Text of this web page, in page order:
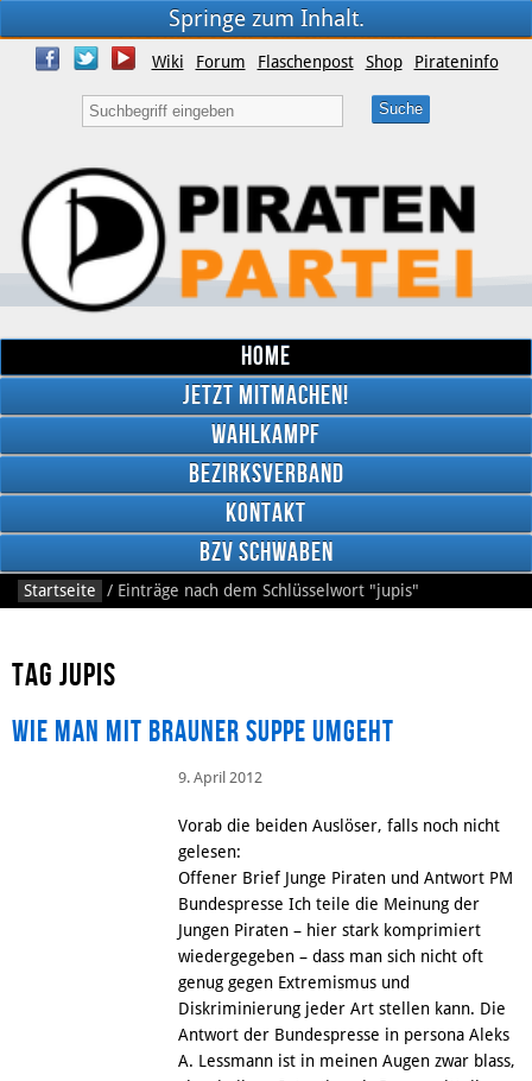
Springe zum Inhalt.
Wiki Forum Flaschenpost Shop Pirateninfo
Home
Jetzt mitmachen!
Wahlkampf
Bezirksverband
Kontakt
BzV Schwaben
Startseite / Einträge nach dem Schlüsselwort "jupis"
Tag jupis
Wie man mit brauner Suppe umgeht
9. April 2012
Vorab die beiden Auslöser, falls noch nicht
gelesen:
Offener Brief Junge Piraten und Antwort PM
Bundespresse Ich teile die Meinung der
Jungen Piraten – hier stark komprimiert
wiedergegeben – dass man sich nicht oft
genug gegen Extremismus und
Diskriminierung jeder Art stellen kann. Die
Antwort der Bundespresse in persona Aleks
A. Lessmann ist in meinen Augen zwar blass,